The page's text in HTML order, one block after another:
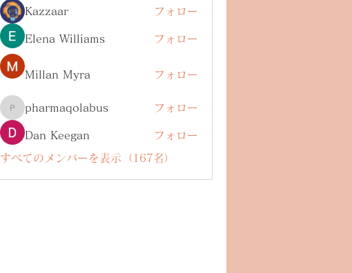
Kazzaar
フォロー
Elena Williams フォロー
Millan Myra フォロー
pharmaqolabus
pharmaqolabus フォロー
Dan Keegan フォロー
すべてのメンバーを表示（167名）